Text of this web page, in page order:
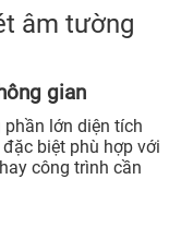
âm tường
gian
lớn diện tích
biệt phù hợp với
công trình cần